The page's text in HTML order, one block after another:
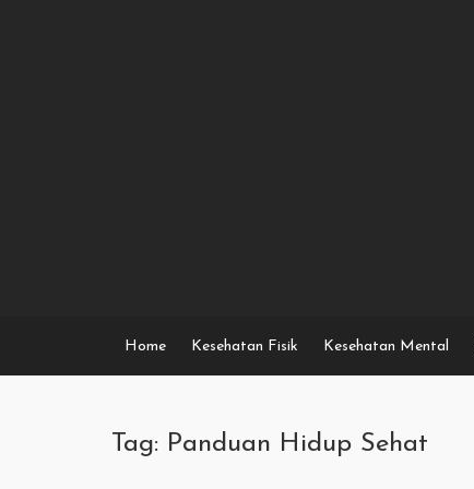
Home Kesehatan Fisik Kesehatan Mental
Tag: Panduan Hidup Sehat